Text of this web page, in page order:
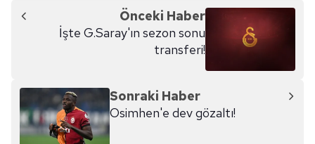
Önceki Haber
İşte G.Saray'ın sezon sonu
transferi!
Sonraki Haber
Osimhen'e dev gözaltı!